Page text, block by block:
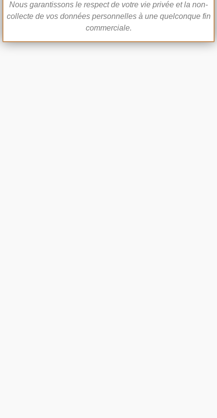
Nous garantissons le respect de votre vie privée et la non-
collecte de vos données personnelles à une quelconque fin
commerciale.